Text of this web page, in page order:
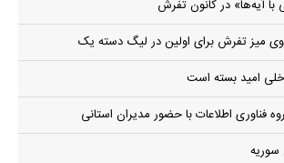
آیه‌ها» در کانون تفرش
میز تفرش برای اولین در لیگ دسته یک
امید بسته است
فناوری اطلاعات با حضور مدیران استانی
سوریه